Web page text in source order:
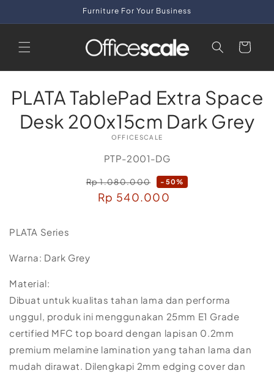
Furniture For Your Business
Cart
Skip to
product
PLATA TablePad Extra Space
Desk 200x15cm Dark Grey
OFFICESCALE
SKU:
PTP-2001-DG
Regular
price
Rp 1.080.000 -50%
Sale
Rp 540.000
PLATA Series
Warna: Dark Grey
Material:
Dibuat untuk kualitas tahan lama dan performa
unggul, produk ini menggunakan 25mm E1 Grade
certified MFC top board dengan lapisan 0.2mm
premium melamine lamination yang tahan lama dan
mudah dirawat. Dilengkapi 2mm edging cover dan